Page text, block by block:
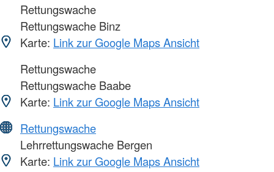
Rettungswache
Rettungswache Binz
Karte: Link zur Google Maps Ansicht
Rettungswache
Rettungswache Baabe
Karte: Link zur Google Maps Ansicht
Rettungswache
Lehrrettungswache Bergen
Karte: Link zur Google Maps Ansicht